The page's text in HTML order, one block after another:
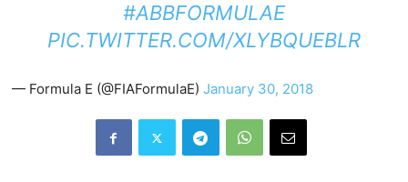
#ABBFORMULAE
PIC.TWITTER.COM/XLYBQUEBLR
— Formula E (@FIAFormulaE)January 30, 2018